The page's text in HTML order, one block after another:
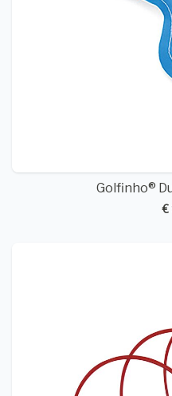
Golfinho®
€